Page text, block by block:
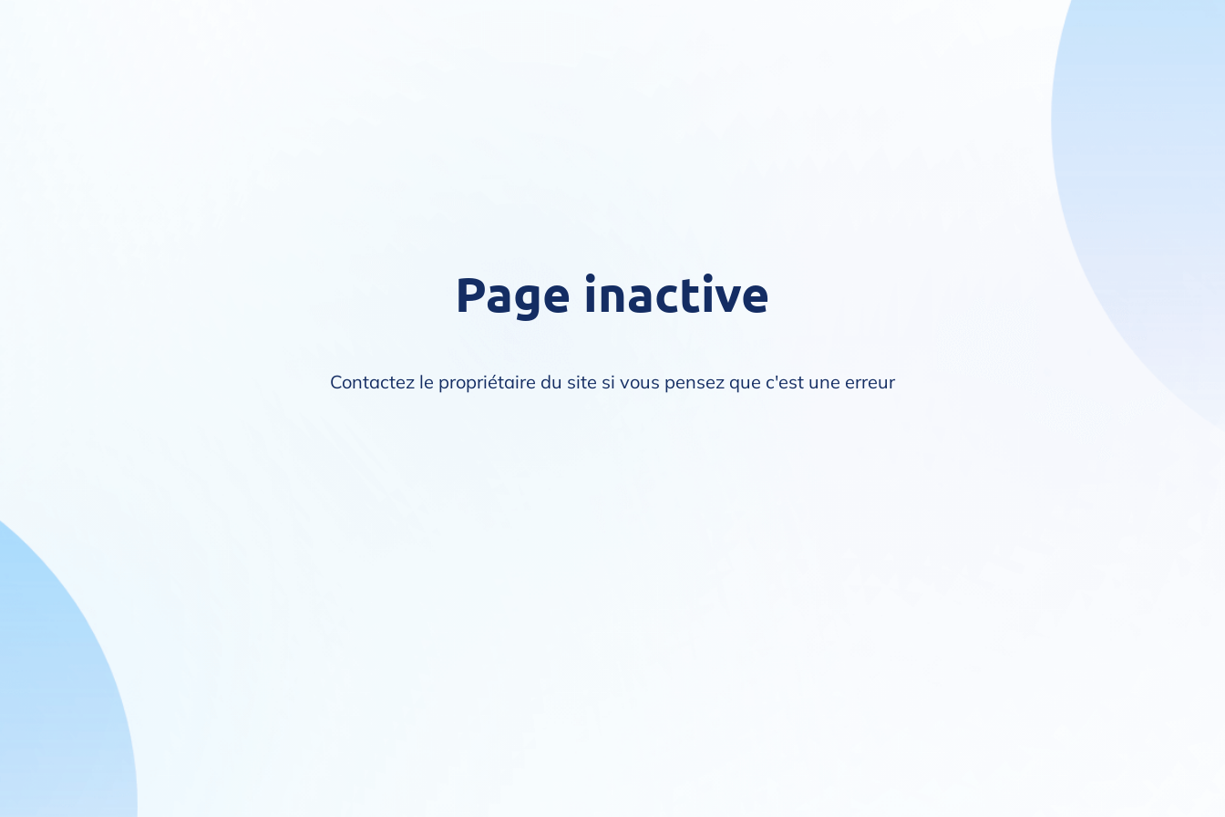
Page inactive
Contactez le propriétaire du site si vous pensez que c'est une erreur